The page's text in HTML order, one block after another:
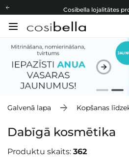
Cosibella lojalitātes
Bezmaskas piegāde
Cosibella lojalitātes
Bezmaskas piegāde
Galvenā lapa Kopšanas
Dabīgā kosmētika
Produktu skaits: 362